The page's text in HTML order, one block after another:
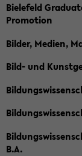
Bielefeld
Promotion
Bilder, Medien,
Bild- und
B.A.